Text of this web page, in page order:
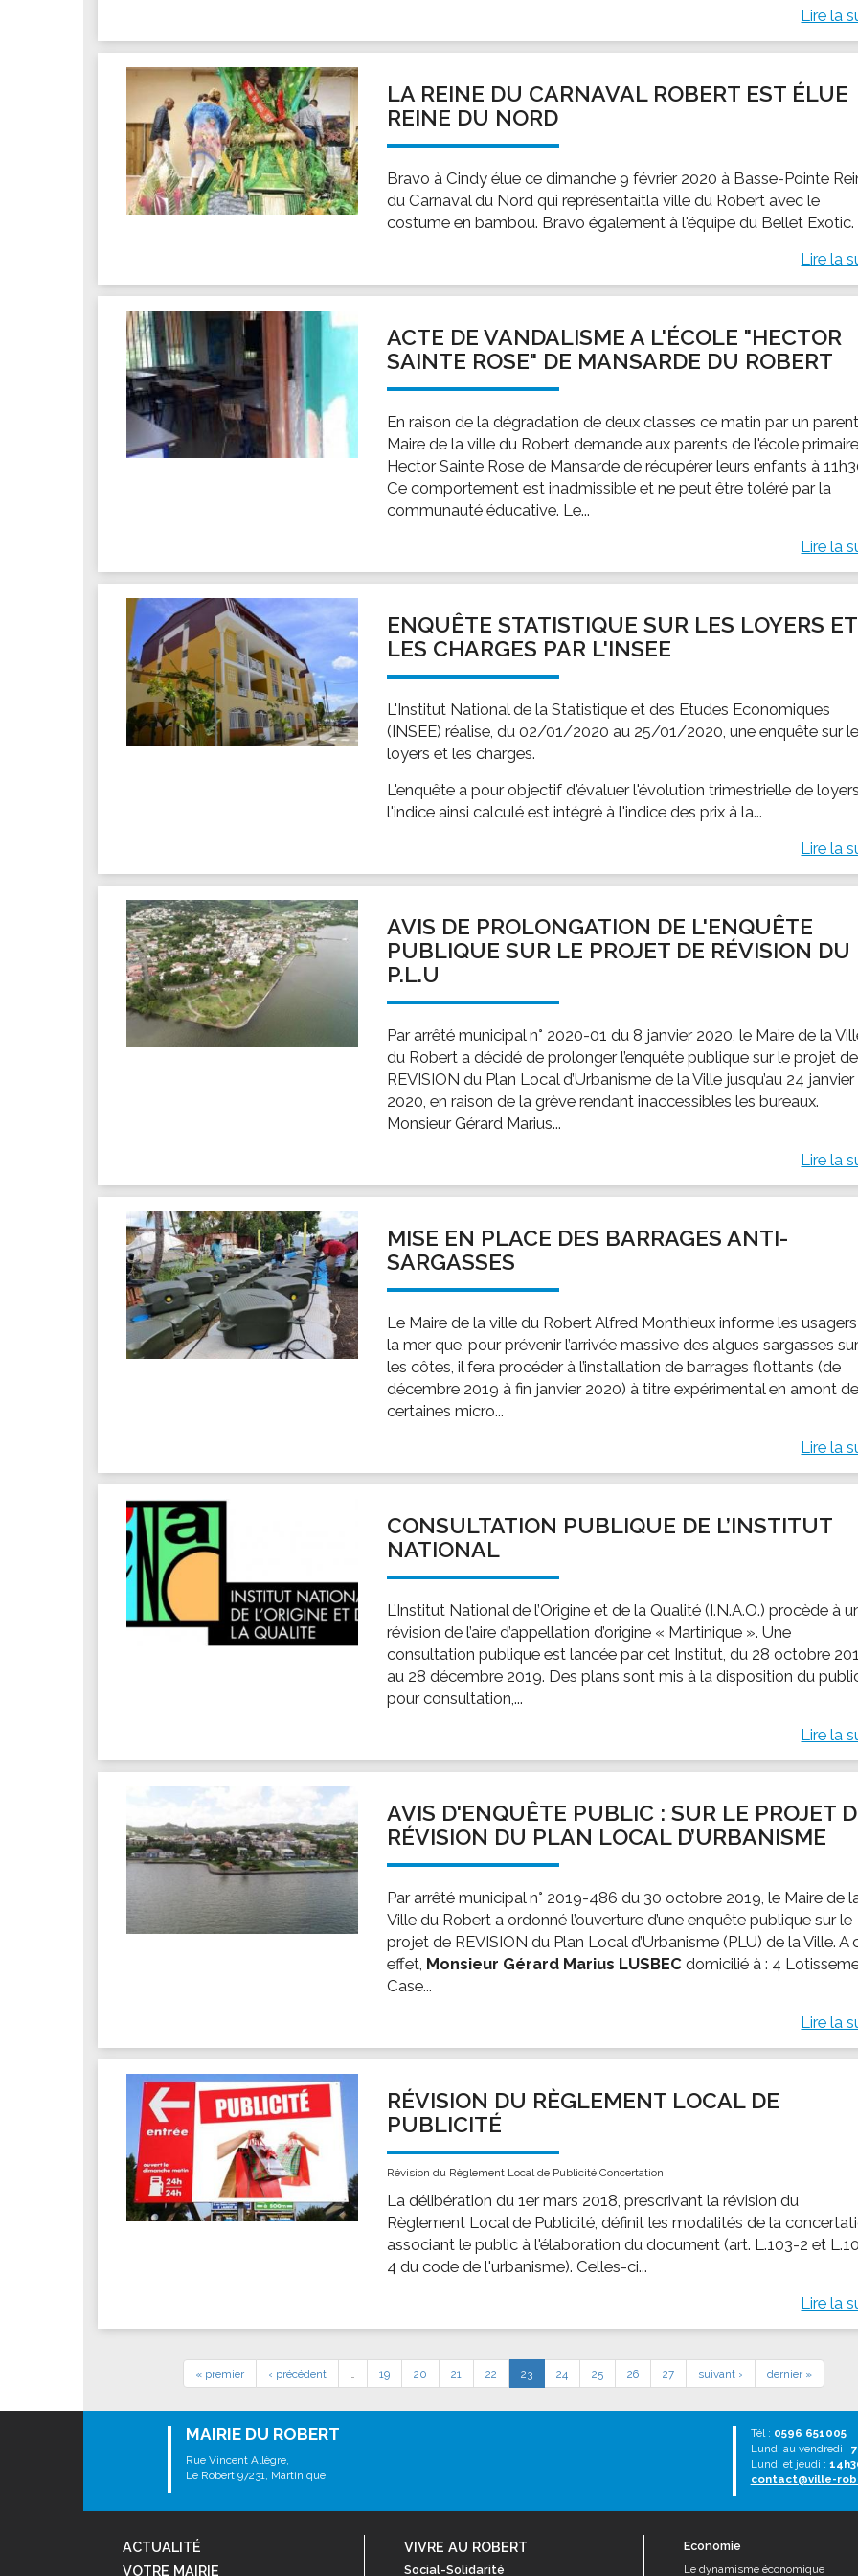
Faire une demande de subvention
Les activités des associations
VIE PRATIQUE
Les espaces numériques
Infos baignade
Infos sargasse
Les marchés
Le funéraire
Numéros d'urgence
SANTÉ
Annuaire santé
Lire la
LA REINE DU CARNAVAL ROBERT EST ÉLUE
REINE DU NORD
Bravo à Cindy élue ce dimanche 9 février 2020 à Basse-Pointe
du Carnaval du Nord qui représentaitla ville du Robert avec le
costume en bambou. Bravo également à l'équipe du Bellet Exotic.
Lire la
ACTE DE VANDALISME A L'ÉCOLE "HECTOR
SAINTE ROSE" DE MANSARDE DU ROBERT
En raison de la dégradation de deux classes ce matin par un
Maire de la ville du Robert demande aux parents de l'école primaire
Hector Sainte Rose de Mansarde de récupérer leurs enfants à
Ce comportement est inadmissible et ne peut être toléré par la
communauté éducative. Le...
Lire la
ENQUÊTE STATISTIQUE SUR LES LOYERS ET
LES CHARGES PAR L'INSEE
L'Institut National de la Statistique et des Etudes Economiques
(INSEE) réalise, du 02/01/2020 au 25/01/2020, une enquête sur
loyers et les charges.
L'enquête a pour objectif d'évaluer l'évolution trimestrielle de
l'indice ainsi calculé est intégré à l'indice des prix à la...
Lire la
AVIS DE PROLONGATION DE L'ENQUÊTE
PUBLIQUE SUR LE PROJET DE RÉVISION DU
P.L.U
Par arrêté municipal n° 2020-01 du 8 janvier 2020, le Maire de la
du Robert a décidé de prolonger l’enquête publique sur le projet de
REVISION du Plan Local d’Urbanisme de la Ville jusqu’au 24 janvier
2020, en raison de la grève rendant inaccessibles les bureaux.
Monsieur Gérard Marius...
Lire la
MISE EN PLACE DES BARRAGES ANTI-
SARGASSES
Le Maire de la ville du Robert Alfred Monthieux informe les
la mer que, pour prévenir l’arrivée massive des algues sargasses
les côtes, il fera procéder à l’installation de barrages flottants (de
décembre 2019 à fin janvier 2020) à titre expérimental en amont de
certaines micro...
Lire la
CONSULTATION PUBLIQUE DE L’INSTITUT
NATIONAL
L’Institut National de l’Origine et de la Qualité (I.N.A.O.) procède à
révision de l’aire d’appellation d’origine « Martinique ». Une
consultation publique est lancée par cet Institut, du 28 octobre
au 28 décembre 2019. Des plans sont mis à la disposition du
pour consultation,...
Lire la
AVIS D'ENQUÊTE PUBLIC : SUR LE PROJET
RÉVISION DU PLAN LOCAL D’URBANISME
Par arrêté municipal n° 2019-486 du 30 octobre 2019, le Maire de
Ville du Robert a ordonné l’ouverture d’une enquête publique sur le
projet de REVISION du Plan Local d’Urbanisme (PLU) de la Ville. A
effet, Monsieur Gérard Marius LUSBEC domicilié à : 4
Case...
Lire la
RÉVISION DU RÈGLEMENT LOCAL DE
PUBLICITÉ
Révision du Règlement Local de Publicité Concertation
La délibération du 1er mars 2018, prescrivant la révision du
Règlement Local de Publicité, définit les modalités de la
associant le public à l'élaboration du document (art. L.103-2 et
4 du code de l'urbanisme). Celles-ci...
Lire la
« premier ‹ précédent 19 20 21 22 23 24 25 26 27 suivant › dernier »
MAIRIE DU ROBERT
Rue Vincent Allègre,
Le Robert 97231, Martinique
Tél : 0596 651005
Lundi au vendredi :
Lundi et jeudi :
contact@ville-
ACTUALITÉ
VOTRE MAIRIE
VIVRE AU ROBERT
Social-Solidarité
Economie
Le dynamisme économique